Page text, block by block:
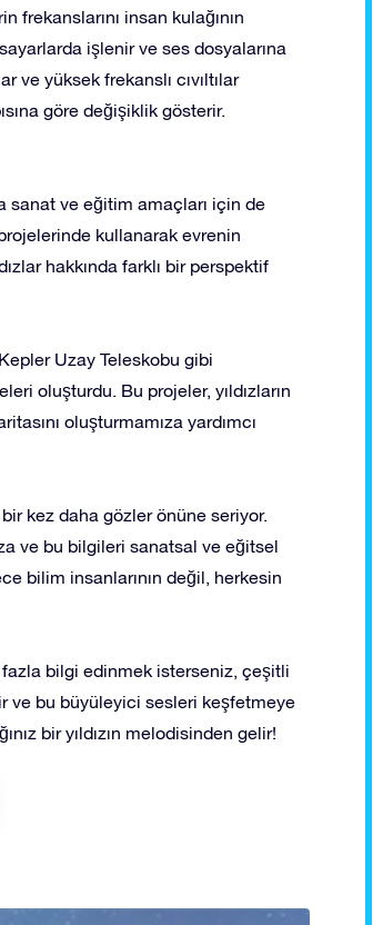
frekanslarını insan kulağının
işlenir ve ses dosyalarına
ve yüksek frekanslı cıvıltılar
göre değişiklik gösterir.
sanat ve eğitim amaçları için de
kullanarak evrenin
hakkında farklı bir perspektif
Uzay Teleskobu gibi
oluşturdu. Bu projeler, yıldızların
oluşturmamıza yardımcı
kez daha gözler önüne seriyor.
ve bu bilgileri sanatsal ve eğitsel
bilim insanlarının değil, herkesin
bilgi edinmek isterseniz, çeşitli
ve bu büyüleyici sesleri keşfetmeye
bir yıldızın melodisinden gelir!